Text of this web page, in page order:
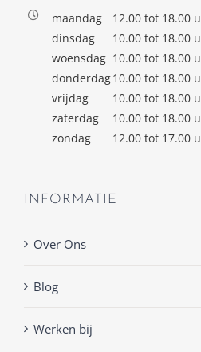
maandag
12.00 tot 18.00 u
dinsdag
10.00 tot 18.00 u
woensdag 10.00 tot 18.00 u
donderdag10.00 tot 18.00 u
vrijdag
10.00 tot 18.00 u
zaterdag
10.00 tot 18.00 u
zondag
12.00 tot 17.00 u
INFORMATIE
Over Ons
Blog
Werken bij